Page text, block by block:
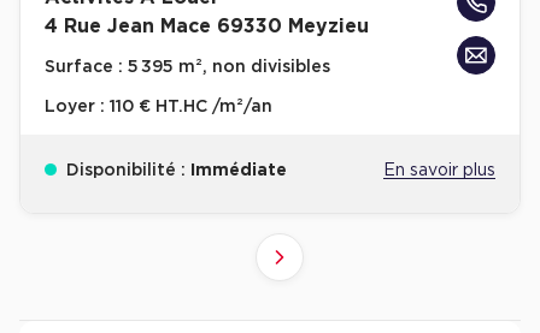
4 Rue Jean Mace 69330 Meyzieu
Surface : 5 395 m², non divisibles
Loyer : 110 € HT.HC /m²/an
Disponibilité : Immédiate En savoir plus
Suivant
Revenir à l'accueil -